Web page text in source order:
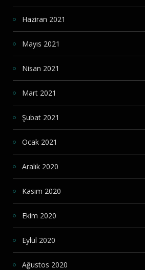
Haziran 2021
Mayıs 2021
Nisan 2021
Mart 2021
Şubat 2021
Ocak 2021
Aralık 2020
Kasım 2020
Ekim 2020
Eylül 2020
Ağustos 2020